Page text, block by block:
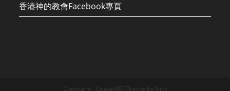
香港神的教會Facebook專頁
Copyright - OceanWP Theme by Nick